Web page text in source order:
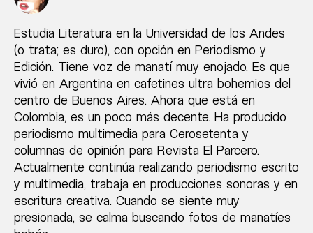
Estudia Literatura en la Universidad de los Andes
(o trata; es duro), con opción en Periodismo y
Edición. Tiene voz de manatí muy enojado. Es que
vivió en Argentina en cafetines ultra bohemios del
centro de Buenos Aires. Ahora que está en
Colombia, es un poco más decente. Ha producido
periodismo multimedia para Cerosetenta y
columnas de opinión para Revista El Parcero.
Actualmente continúa realizando periodismo escrito
y multimedia, trabaja en producciones sonoras y en
escritura creativa. Cuando se siente muy
presionada, se calma buscando fotos de manatíes